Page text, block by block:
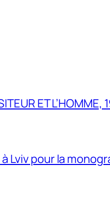
ET L’HOMME,
Lviv pour la